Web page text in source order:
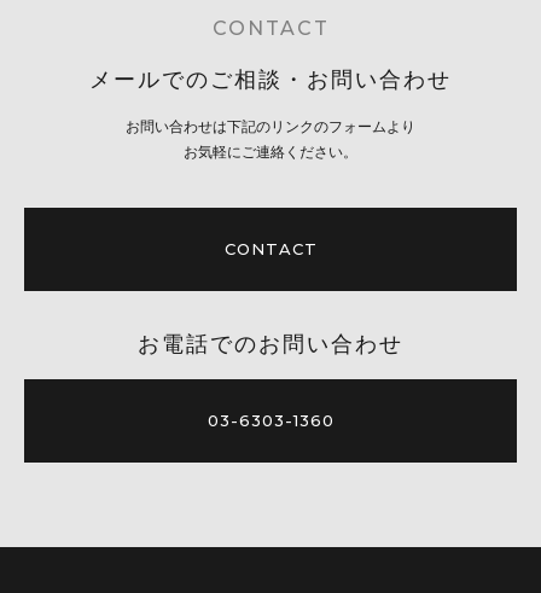
CONTACT
メールでのご相談・お問い合わせ
お問い合わせは下記のリンクのフォームより
お気軽にご連絡ください。
CONTACT
お電話でのお問い合わせ
03-6303-1360